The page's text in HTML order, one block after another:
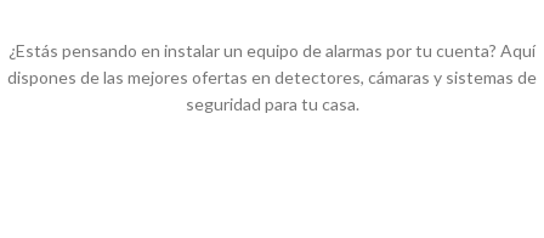
¿Estás pensando en instalar un equipo de alarmas por tu cuenta? Aquí
dispones de las mejores ofertas en detectores, cámaras y sistemas de
seguridad para tu casa.